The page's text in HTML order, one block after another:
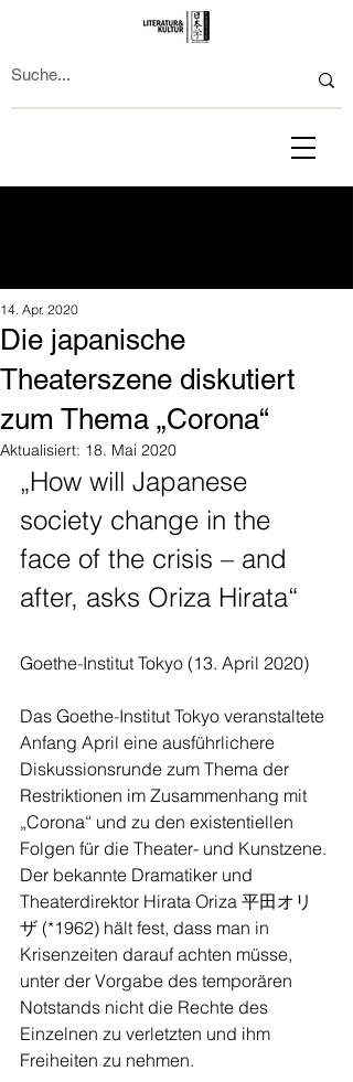
Die japanische
Theaterszene diskutiert
zum Thema „Corona“
14. Apr. 2020
Aktualisiert: 18. Mai 2020
„How will Japanese
society change in the
face of the crisis – and
after, asks Oriza Hirata“
Goethe-Institut Tokyo (13. April 2020)
Das Goethe-Institut Tokyo veranstaltete
Anfang April eine ausführlichere
Diskussionsrunde zum Thema der
Restriktionen im Zusammenhang mit
„Corona“ und zu den existentiellen
Folgen für die Theater- und Kunstzene.
Der bekannte Dramatiker und
Theaterdirektor Hirata Oriza 平田オリ
ザ (*1962) hält fest, dass man in
Krisenzeiten darauf achten müsse,
unter der Vorgabe des temporären
Notstands nicht die Rechte des
Einzelnen zu verletzten und ihm
Freiheiten zu nehmen.